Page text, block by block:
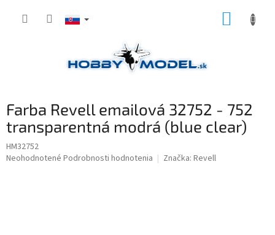
Farba Revell emailová 32752 - 752
transparentná modrá (blue clear)
HM32752
Priemerné
Neohodnotené Podrobnosti hodnotenia Značka: Revell